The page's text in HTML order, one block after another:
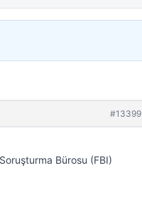
#13399
Bürosu (FBI)